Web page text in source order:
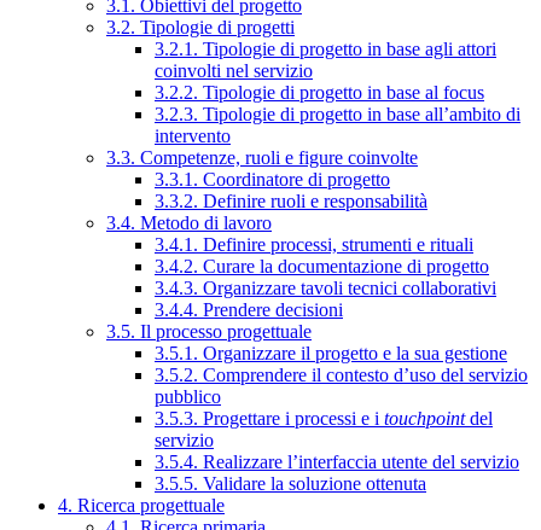
3.1. Obiettivi del progetto
3.2. Tipologie di progetti
3.2.1. Tipologie di progetto in base agli attori
coinvolti nel servizio
3.2.2. Tipologie di progetto in base al focus
3.2.3. Tipologie di progetto in base all’ambito di
intervento
3.3. Competenze, ruoli e figure coinvolte
3.3.1. Coordinatore di progetto
3.3.2. Definire ruoli e responsabilità
3.4. Metodo di lavoro
3.4.1. Definire processi, strumenti e rituali
3.4.2. Curare la documentazione di progetto
3.4.3. Organizzare tavoli tecnici collaborativi
3.4.4. Prendere decisioni
3.5. Il processo progettuale
3.5.1. Organizzare il progetto e la sua gestione
3.5.2. Comprendere il contesto d’uso del servizio
pubblico
3.5.3. Progettare i processi e i touchpointdel
servizio
3.5.4. Realizzare l’interfaccia utente del servizio
3.5.5. Validare la soluzione ottenuta
4. Ricerca progettuale